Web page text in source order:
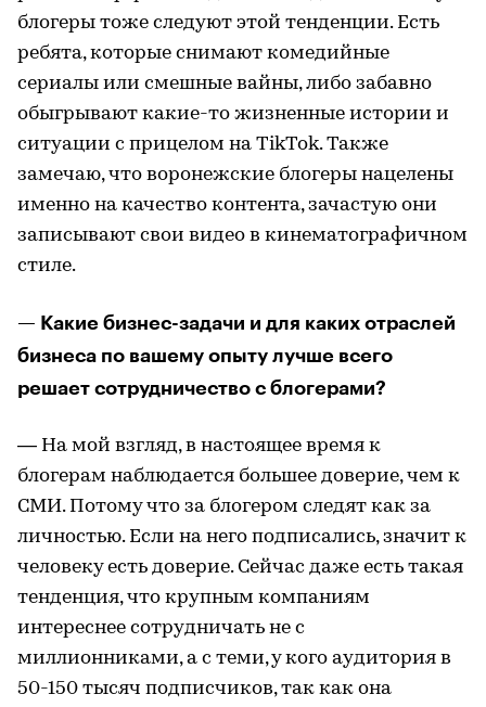
блогеры тоже следуют этой тенденции. Есть
ребята, которые снимают комедийные
сериалы или смешные вайны, либо забавно
обыгрывают какие-то жизненные истории и
ситуации с прицелом на TikTok. Также
замечаю, что воронежские блогеры нацелены
именно на качество контента, зачастую они
записывают свои видео в кинематографичном
стиле.
— Какие бизнес-задачи и для каких отраслей
бизнеса по вашему опыту лучше всего
решает сотрудничество с блогерами?
— На мой взгляд, в настоящее время к
блогерам наблюдается большее доверие, чем к
СМИ. Потому что за блогером следят как за
личностью. Если на него подписались, значит к
человеку есть доверие. Сейчас даже есть такая
тенденция, что крупным компаниям
интереснее сотрудничать не с
миллионниками, а с теми, у кого аудитория в
50-150 тысяч подписчиков, так как она